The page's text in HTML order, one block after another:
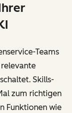
Teams
Skills-
zum richtigen
Funktionen wie